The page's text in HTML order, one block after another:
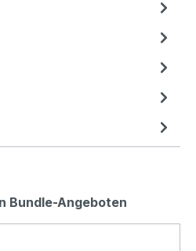
Bundle-Angeboten